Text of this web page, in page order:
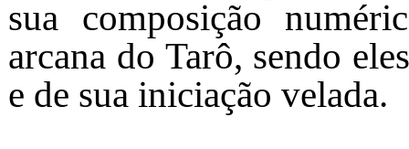
sua composição
arcana do Tarô, sendo
e de sua iniciação velada.